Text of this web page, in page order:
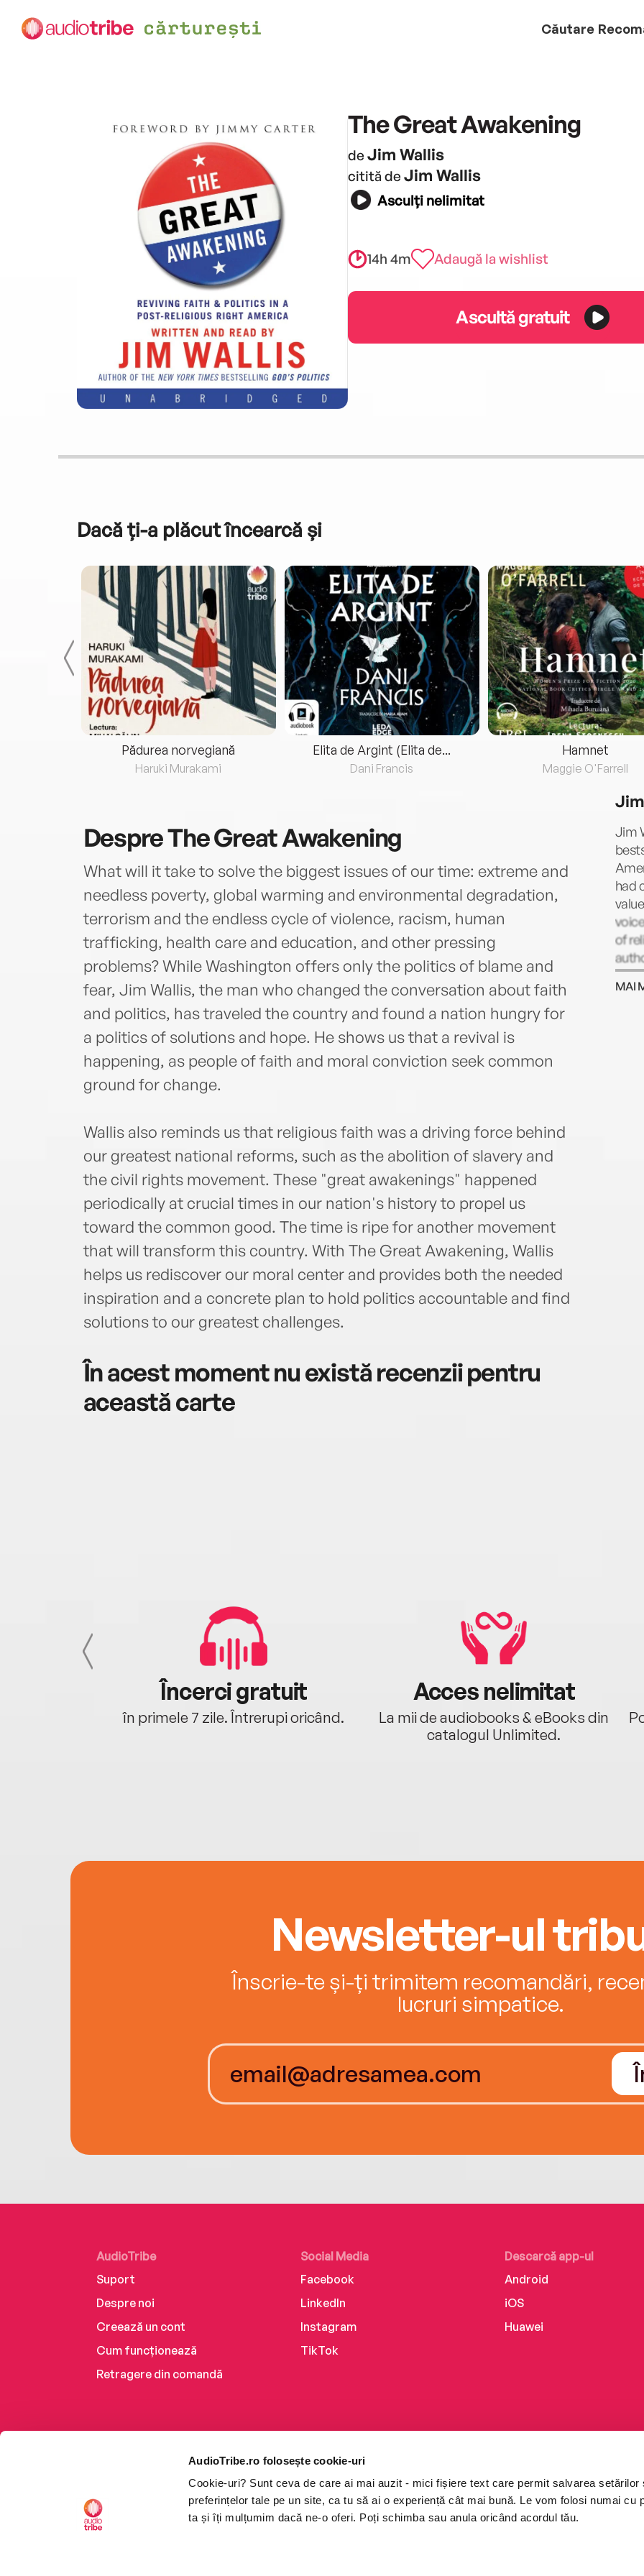
AudioTribe.ro folosește cookie-uri
Cookie-uri? Sunt ceva de care ai mai auzit - mici fișiere text care permit salvarea setărilor
preferințelor tale pe un site, ca tu să ai o experiență cât mai bună. Le vom folosi numai cu
ta și îți mulțumim dacă ne-o oferi. Poți schimba sau anula oricând acordul tău.
Căutare
The Great Awakening
de Jim Wallis
citită de Jim Wallis
Asculți nelimitat
14h 4m Adaugă la wishlist
Ascultă gratuit
Dacă ți-a plăcut încearcă și
Pădurea norvegiană
Haruki Murakami
Elita de Argint (Elita de...
Dani Francis
Hamnet
Maggie O'Farrell
DespreThe Great Awakening
What will it take to solve the biggest issues of our time: extreme and
needless poverty, global warming and environmental degradation,
terrorism and the endless cycle of violence, racism, human
trafficking, health care and education, and other pressing
problems? While Washington offers only the politics of blame and
fear, Jim Wallis, the man who changed the conversation about faith
and politics, has traveled the country and found a nation hungry for
a politics of solutions and hope. He shows us that a revival is
happening, as people of faith and moral conviction seek common
ground for change.
Wallis also reminds us that religious faith was a driving force behind
our greatest national reforms, such as the abolition of slavery and
the civil rights movement. These "great awakenings" happened
periodically at crucial times in our nation's history to propel us
toward the common good. The time is ripe for another movement
that will transform this country. With The Great Awakening, Wallis
helps us rediscover our moral center and provides both the needed
inspiration and a concrete plan to hold politics accountable and find
solutions to our greatest challenges.
În acest moment nu există recenzii pentru
această carte
Jim
had
of
He
MAI
Încerci gratuit
în primele 7 zile. Întrerupi oricând.
Acces nelimitat
La mii de audiobooks & eBooks din
catalogul Unlimited.
Newsletter-ul
Înscrie-te și-ți trimitem recomandări,
lucruri simpatice.
AudioTribe
Suport
Despre noi
Creează un cont
Cum funcționează
Retragere din comandă
Social Media
Facebook
LinkedIn
Instagram
TikTok
Descarcă app-ul
Android
iOS
Huawei